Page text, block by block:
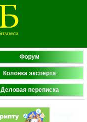
Форум
Колонка эксперта
Деловая переписка